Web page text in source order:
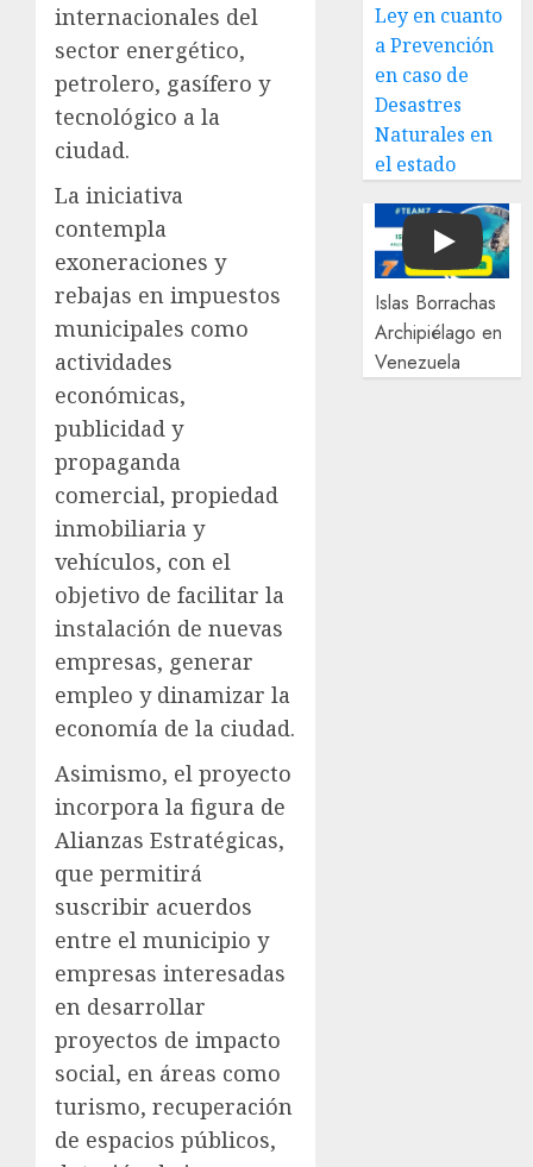
internacionales del
sector energético,
petrolero, gasífero y
tecnológico a la
ciudad.
La iniciativa
contempla
exoneraciones y
rebajas en impuestos
municipales como
actividades
económicas,
publicidad y
propaganda
comercial, propiedad
inmobiliaria y
vehículos, con el
objetivo de facilitar la
instalación de nuevas
empresas, generar
empleo y dinamizar la
economía de la ciudad.
Asimismo, el proyecto
incorpora la figura de
Alianzas Estratégicas,
que permitirá
suscribir acuerdos
entre el municipio y
empresas interesadas
en desarrollar
proyectos de impacto
social, en áreas como
turismo, recuperación
de espacios públicos,
Ley en cuanto
a Prevención
en caso de
Desastres
Naturales en
el estado
Play
Islas Borrachas
Archipiélago en
Venezuela